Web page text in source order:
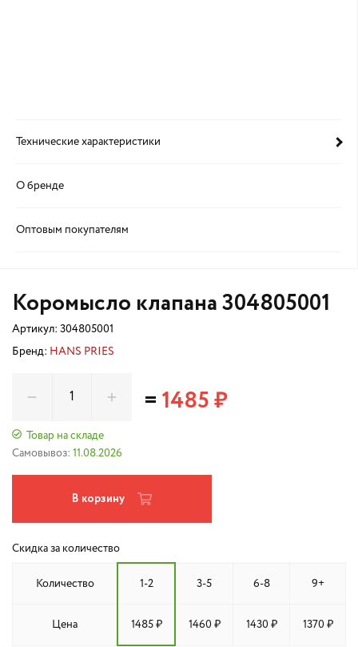
Технические характеристики
О бренде
Оптовым покупателям
Коромысло клапана 304805001
Артикул: 304805001
Бренд: HANS PRIES
Товар на складе
Самовывоз: 11.08.2026
=1485 ₽
В корзину
Скидка за количество
Количество 1-2 3-5 6-8 9+
Цена 1485 ₽ 1460 ₽ 1430 ₽ 1370 ₽